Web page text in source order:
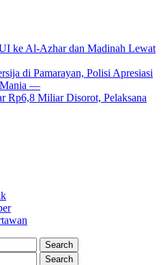
ke Al-Azhar dan Madinah Lewat
di Pamarayan, Polisi Apresiasi
Mania —
Rp6,8 Miliar Disorot, Pelaksana